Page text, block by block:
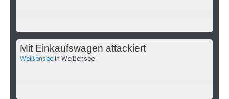
Mit Einkaufswagen attackiert
Weißensee in Weißensee